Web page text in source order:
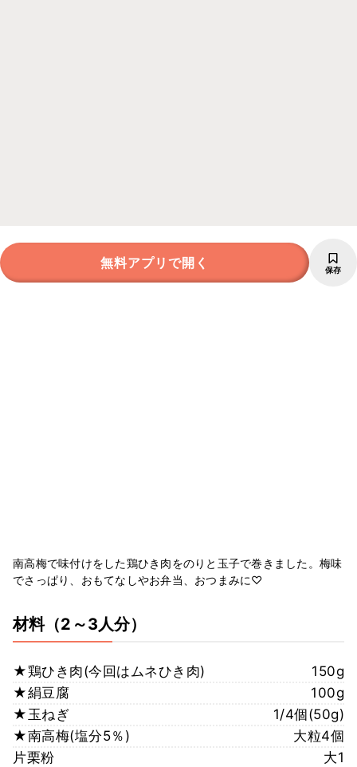
無料アプリで開く 保存
南高梅で味付けをした鶏ひき肉をのりと玉子で巻きました。梅味
でさっぱり、おもてなしやお弁当、おつまみに♡
材料（2～3人分）
★鶏ひき肉(今回はムネひき肉)
150g
★絹豆腐
100g
★玉ねぎ
1/4個(50g)
★南高梅(塩分5％)
大粒4個
片栗粉
大1